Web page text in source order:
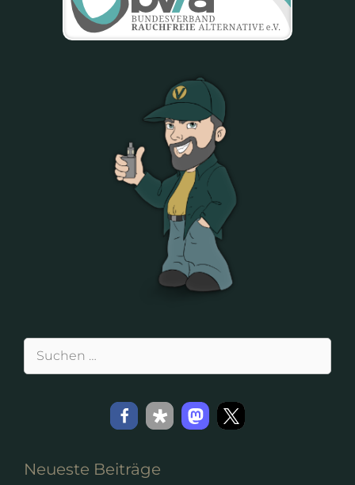
Suchen
Neueste Beiträge